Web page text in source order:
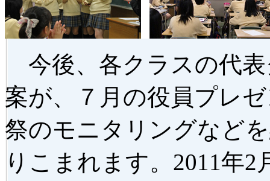
今後、各クラスの代
案が、７月の役員プレ
祭のモニタリングなど
りこまれます。2011年